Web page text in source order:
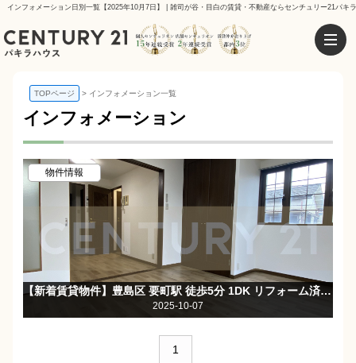
インフォメーション日別一覧【2025年10月7日】 | 雑司が谷・目白の賃貸・不動産ならセンチュリー21パキ
TOPページ インフォメーション一覧
インフォメーション
物件情報
【新着賃貸物件】豊島区 要町駅 徒歩5分 1DK リフォーム済み☆お部屋・水回りキレイです♪
2025-10-07
1